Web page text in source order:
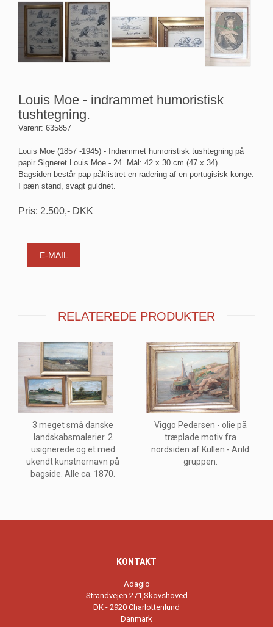
Louis Moe - indrammet humoristisk
tushtegning.
Varenr: 635857
Louis Moe (1857 -1945) - Indrammet humoristisk tushtegning på
papir Signeret Louis Moe - 24. Mål: 42 x 30 cm (47 x 34).
Bagsiden består pap påklistret en radering af en portugisisk konge.
I pæn stand, svagt guldnet.
Pris: 2.500,- DKK
E-MAIL
RELATEREDE PRODUKTER
3 meget små danske
landskabsmalerier. 2
usignerede og et med
ukendt kunstnernavn på
bagside. Alle ca. 1870.
Viggo Pedersen - olie på
træplade motiv fra
nordsiden af Kullen - Arild
gruppen.
KONTAKT
Adagio
Strandvejen 271,Skovshoved
DK - 2920 Charlottenlund
Danmark